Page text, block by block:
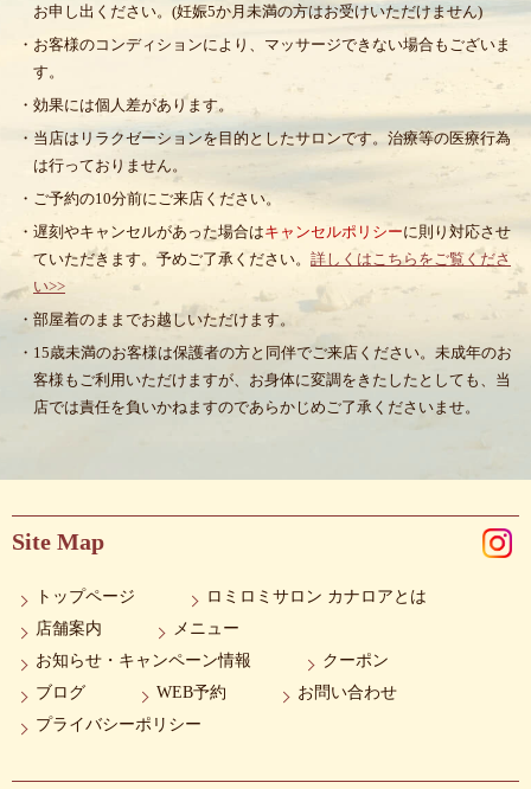
お申し出ください。(妊娠5か月未満の方はお受けいただけません)
・お客様のコンディションにより、マッサージできない場合もございま
す。
・効果には個人差があります。
・当店はリラクゼーションを目的としたサロンです。治療等の医療行為
は行っておりません。
・ご予約の10分前にご来店ください。
・遅刻やキャンセルがあった場合はキャンセルポリシーに則り対応させ
ていただきます。予めご了承ください。 詳しくはこちらをご覧くださ
い>>
・部屋着のままでお越しいただけます。
・15歳未満のお客様は保護者の方と同伴でご来店ください。未成年のお
客様もご利用いただけますが、お身体に変調をきたしたとしても、当
店では責任を負いかねますのであらかじめご了承くださいませ。
Site Map
トップページ
ロミロミサロン カナロアとは
店舗案内
メニュー
お知らせ・キャンペーン情報
クーポン
ブログ
WEB予約
お問い合わせ
プライバシーポリシー